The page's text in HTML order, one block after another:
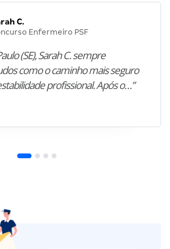
C.
Enfermeiro PSF
(SE), Sarah C. sempre
como o caminho mais seguro
profissional. Após o…”